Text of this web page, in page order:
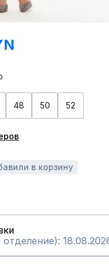
48 50 52
в корзину